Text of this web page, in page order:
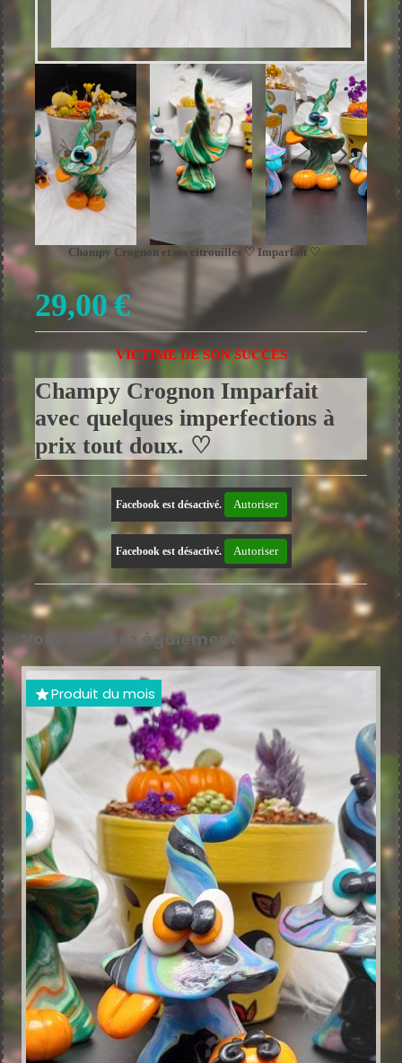
Champy Crognon et ses citrouilles ♡ Imparfait ♡
29,00€
VICTIME DE SON SUCCÈS
Champy Crognon Imparfait
avec quelques imperfections à
prix tout doux. ♡
Facebook est désactivé. Autoriser
Facebook est désactivé. Autoriser
Vous aimerez également
Produit du mois